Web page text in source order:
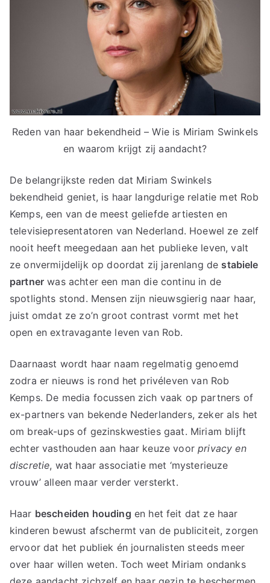
Reden van haar bekendheid – Wie is Miriam Swinkels
en waarom krijgt zij aandacht?
De belangrijkste reden dat Miriam Swinkels
bekendheid geniet, is haar langdurige relatie met Rob
Kemps, een van de meest geliefde artiesten en
televisiepresentatoren van Nederland. Hoewel ze zelf
nooit heeft meegedaan aan het publieke leven, valt
ze onvermijdelijk op doordat zij jarenlang de stabiele
partner was achter een man die continu in de
spotlights stond. Mensen zijn nieuwsgierig naar haar,
juist omdat ze zo’n groot contrast vormt met het
open en extravagante leven van Rob.
Daarnaast wordt haar naam regelmatig genoemd
zodra er nieuws is rond het privéleven van Rob
Kemps. De media focussen zich vaak op partners of
ex-partners van bekende Nederlanders, zeker als het
om break-ups of gezinskwesties gaat. Miriam blijft
echter vasthouden aan haar keuze voorprivacy en
discretie, wat haar associatie met ‘mysterieuze
vrouw’ alleen maar verder versterkt.
Haar bescheiden houding en het feit dat ze haar
kinderen bewust afschermt van de publiciteit, zorgen
ervoor dat het publiek én journalisten steeds meer
over haar willen weten. Toch weet Miriam ondanks